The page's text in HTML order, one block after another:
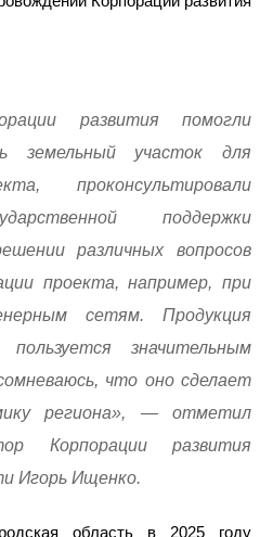
развития помогли
земельный участок для
проконсультировали
поддержки
различных вопросов
проекта, например, при
сетям. Продукция
значительным
что оно сделает
региона», — отметил
Корпорации развития
Игорь Ищенко.
область в 2025 году